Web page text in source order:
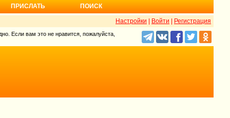
ПРИСЛАТЬ ПОИСК
Настройки Войти Регистрация
Если вам это не нравится, пожалуйста,